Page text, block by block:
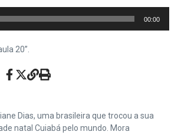
00:00
20”.
Dias, uma brasileira que trocou a sua
natal Cuiabá pelo mundo. Mora